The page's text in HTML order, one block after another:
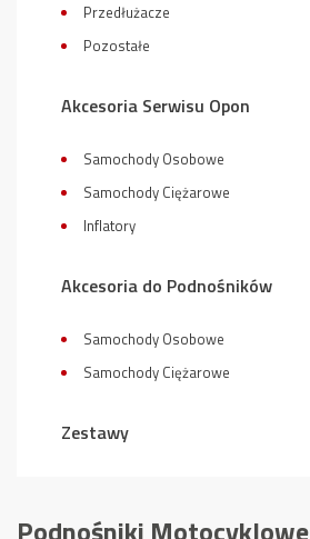
Przedłużacze
Pozostałe
Akcesoria Serwisu Opon
Samochody Osobowe
Samochody Ciężarowe
Inflatory
Akcesoria do Podnośników
Samochody Osobowe
Samochody Ciężarowe
Zestawy